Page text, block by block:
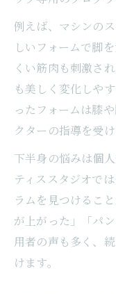
例えば、マシンの
しいフォームで脚
くい筋肉も刺激さ
も美しく変化しや
ったフォームは膝
クターの指導を受
下半身の悩みは個
ティススタジオで
ラムを見つけるこ
が上がった」「パ
用者の声も多く、
けます。